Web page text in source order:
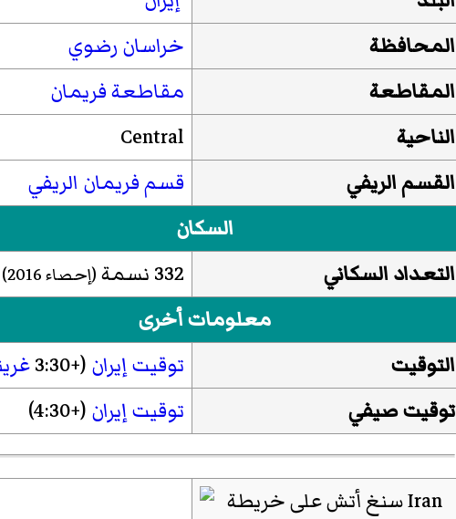
المحافظة
خراسان رضوي
المقاطعة
مقاطعة فريمان
الناحية
Central
القسم الريفي
قسم فريمان الريفي
السكان
التعداد السكاني
332 نسمة (إحصاء2016
)
معلومات أخرى
التوقيت
توقيت إيران (+3:30
توقيت صيفي
توقيت إيران (+4:30)